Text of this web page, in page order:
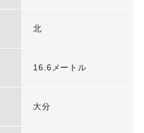
北
16.6メートル
大分